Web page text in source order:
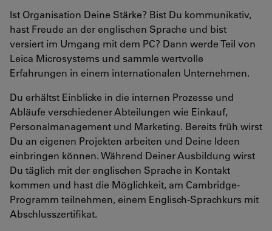
Ist Organisation Deine Stärke? Bist Du kommunikativ,
hast Freude an der englischen Sprache und bist
versiert im Umgang mit dem PC? Dann werde Teil von
Leica Microsystems und sammle wertvolle
Erfahrungen in einem internationalen Unternehmen.
Du erhältst Einblicke in die internen Prozesse und
Abläufe verschiedener Abteilungen wie Einkauf,
Personalmanagement und Marketing. Bereits früh wirst
Du an eigenen Projekten arbeiten und Deine Ideen
einbringen können. Während Deiner Ausbildung wirst
Du täglich mit der englischen Sprache in Kontakt
kommen und hast die Möglichkeit, am Cambridge-
Programm teilnehmen, einem Englisch-Sprachkurs mit
Abschlusszertifikat.